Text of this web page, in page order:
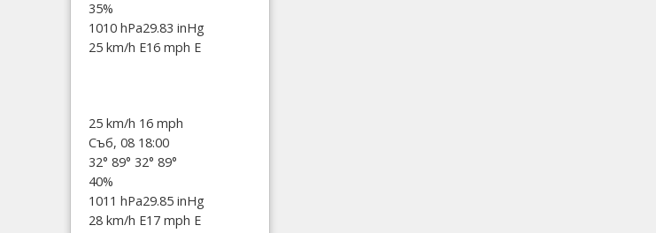
35%
1010 hPa29.83 inHg
25 km/h E16 mph E
25 km/h 16 mph
Съб, 08 18:00
32° 89° 32° 89°
40%
1011 hPa29.85 inHg
28 km/h E17 mph E